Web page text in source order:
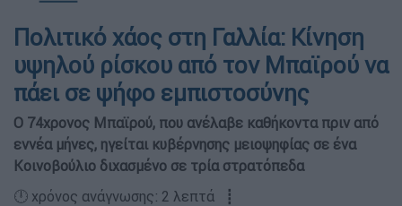
Πολιτικό χάος στη Γαλλία: Κίνηση
υψηλού ρίσκου από τον Μπαϊρού να
πάει σε ψήφο εμπιστοσύνης
Ο 74χρονος Μπαϊρού, που ανέλαβε καθήκοντα πριν από
εννέα μήνες, ηγείται κυβέρνησης μειοψηφίας σε ένα
Κοινοβούλιο διχασμένο σε τρία στρατόπεδα
🕛 χρόνος ανάγνωσης: 2 λεπτά ┋